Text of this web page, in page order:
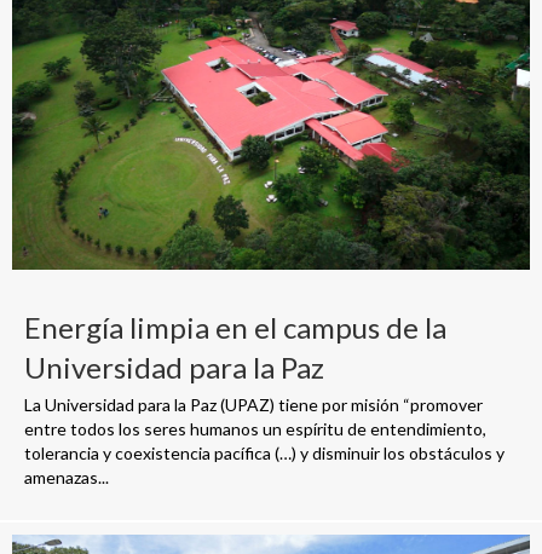
Energía limpia en el campus de la
Universidad para la Paz
La Universidad para la Paz (UPAZ) tiene por misión “promover
entre todos los seres humanos un espíritu de entendimiento,
tolerancia y coexistencia pacífica (…) y disminuir los obstáculos y
amenazas...